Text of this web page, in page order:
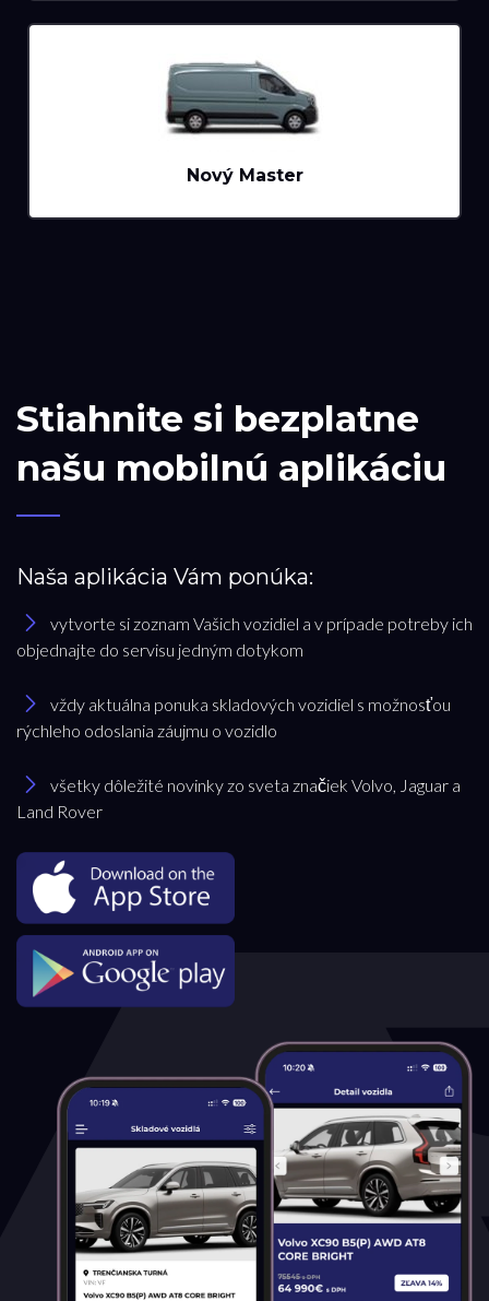
Nový Master
Stiahnite si bezplatne
našu mobilnú aplikáciu
Naša aplikácia Vám ponúka:
vytvorte si zoznam Vašich vozidiel a v prípade potreby ich
objednajte do servisu jedným dotykom
vždy aktuálna ponuka skladových vozidiel s možnosťou
rýchleho odoslania záujmu o vozidlo
všetky dôležité novinky zo sveta značiek Volvo, Jaguar a
Land Rover